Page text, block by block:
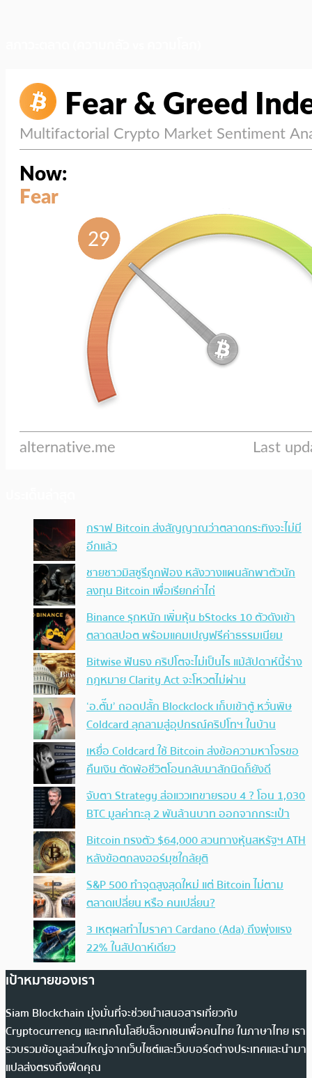
กราฟ Bitcoin ส่งสัญญาณว่าตลาดกระทิงจะไม่มี
อีกแล้ว
ชายชาวมิสซูรีถูกฟ้อง หลังวางแผนลักพาตัวนัก
ลงทุน Bitcoin เพื่อเรียกค่าไถ่
Binance รุกหนัก เพิ่มหุ้น bStocks 10 ตัวดังเข้า
ตลาดสปอต พร้อมแคมเปญฟรีค่าธรรมเนียม
Bitwise ฟันธง คริปโตจะไม่เป็นไร แม้สัปดาห์นี้ร่าง
กฎหมาย Clarity Act จะโหวตไม่ผ่าน
‘อ.ตั๊ม’ ถอดปลั้ก Blockclock เก็บเข้าตู้ หวั่นพิษ
Coldcard ลุกลามสู่อุปกรณ์คริปโทฯ ในบ้าน
เหยื่อ Coldcard ใช้ Bitcoin ส่งข้อความหาโจรขอ
คืนเงิน ตัดพ้อชีวิตโอนกลับมาสักนิดก็ยังดี
จับตา Strategy ส่อแววเทขายรอบ 4 ? โอน 1,030
BTC มูลค่าทะลุ 2 พันล้านบาท ออกจากกระเป๋า
Bitcoin ทรงตัว $64,000 สวนทางหุ้นสหรัฐฯ ATH
หลังข้อตกลงฮอร์มุซใกล้ยุติ
S&P 500 ทำจุดสูงสุดใหม่ แต่ Bitcoin ไม่ตาม
ตลาดเปลี่ยน หรือ คนเปลี่ยน?
3 เหตุผลทำไมราคา Cardano (Ada) ถึงพุ่งแรง
22% ในสัปดาห์เดียว
เป้าหมายของเรา
Siam Blockchain มุ่งมั่นที่จะช่วยนำเสนอสารเกี่ยวกับ
Cryptocurrency และเทคโนโลยีบล็อกเชนเพื่อคนไทย ในภาษาไทย เรา
รวบรวมข้อมูลส่วนใหญ่จากเว็บไซต์และเว็บบอร์ดต่างประเทศและนำมา
แปลส่งตรงถึงฟีดคุณ